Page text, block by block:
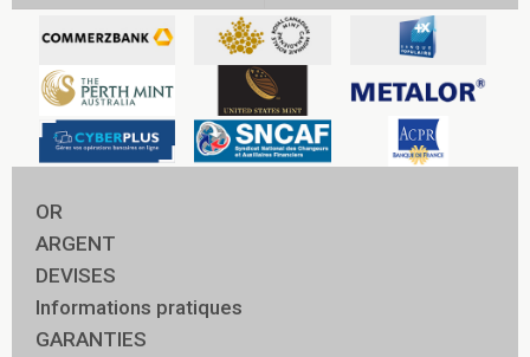
OR
ARGENT
DEVISES
Informations pratiques
GARANTIES